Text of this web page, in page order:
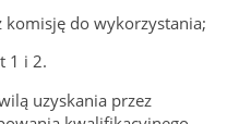
do wykorzystania;
1 i 2.
uzyskania przez